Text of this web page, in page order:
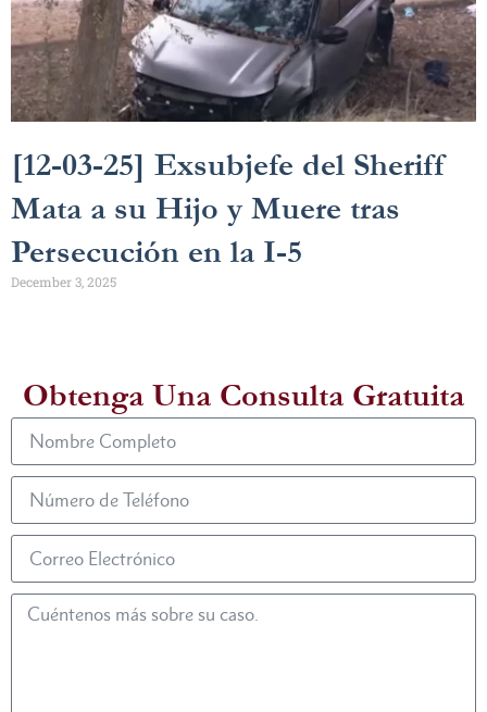
[12-03-25] Exsubjefe del Sheriff
Mata a su Hijo y Muere tras
Persecución en la I-5
December 3, 2025
Obtenga Una Consulta Gratuita